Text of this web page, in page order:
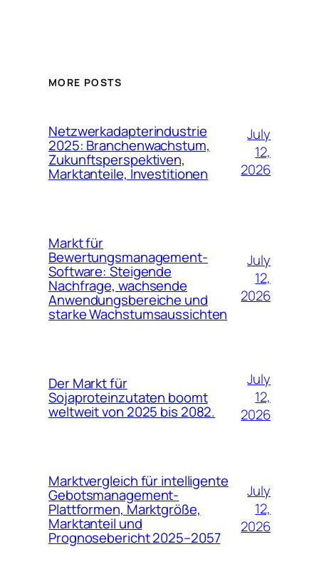
MORE POSTS
Netzwerkadapterindustrie
2025: Branchenwachstum,
Zukunftsperspektiven,
Marktanteile, Investitionen
July
12,
2026
Markt für
Bewertungsmanagement-
Software: Steigende
Nachfrage, wachsende
Anwendungsbereiche und
starke Wachstumsaussichten
July
12,
2026
Der Markt für
Sojaproteinzutaten boomt
weltweit von 2025 bis 2082.
July
12,
2026
Marktvergleich für intelligente
Gebotsmanagement-
Plattformen, Marktgröße,
Marktanteil und
Prognosebericht 2025–2057
July
12,
2026